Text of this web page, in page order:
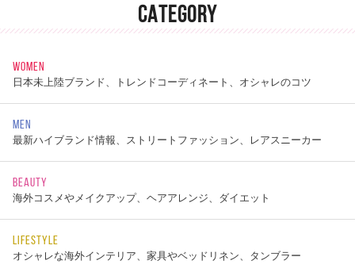
CATEGORY
WOMEN
日本未上陸ブランド、トレンドコーディネート、オシャレのコツ
MEN
最新ハイブランド情報、ストリートファッション、レアスニーカー
BEAUTY
海外コスメやメイクアップ、ヘアアレンジ、ダイエット
LIFESTYLE
オシャレな海外インテリア、家具やベッドリネン、タンブラー